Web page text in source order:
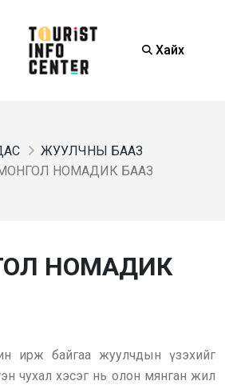
Хайх
ЖУУЛЧНЫ БААЗ
НОМАДИК БААЗ
НОМАДИК
ирж байгаа жуулчдын үзэхийг
чухал хэсэг нь олон мянган жил